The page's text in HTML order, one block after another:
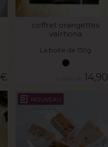
€
coffret orangettes
valrhona
La boite de 150g
14,90
NOUVEAU